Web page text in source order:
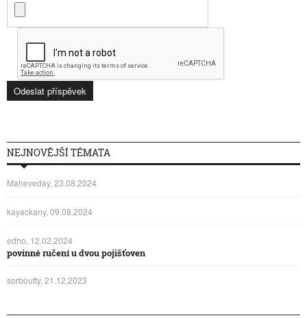
NEJNOVĚJŠÍ TÉMATA
Maheveday, 23.08.2024
kayackany, 09.08.2024
edho, 12.02.2024
povinné ručení u dvou pojišťoven
sorboutty, 21.12.2023